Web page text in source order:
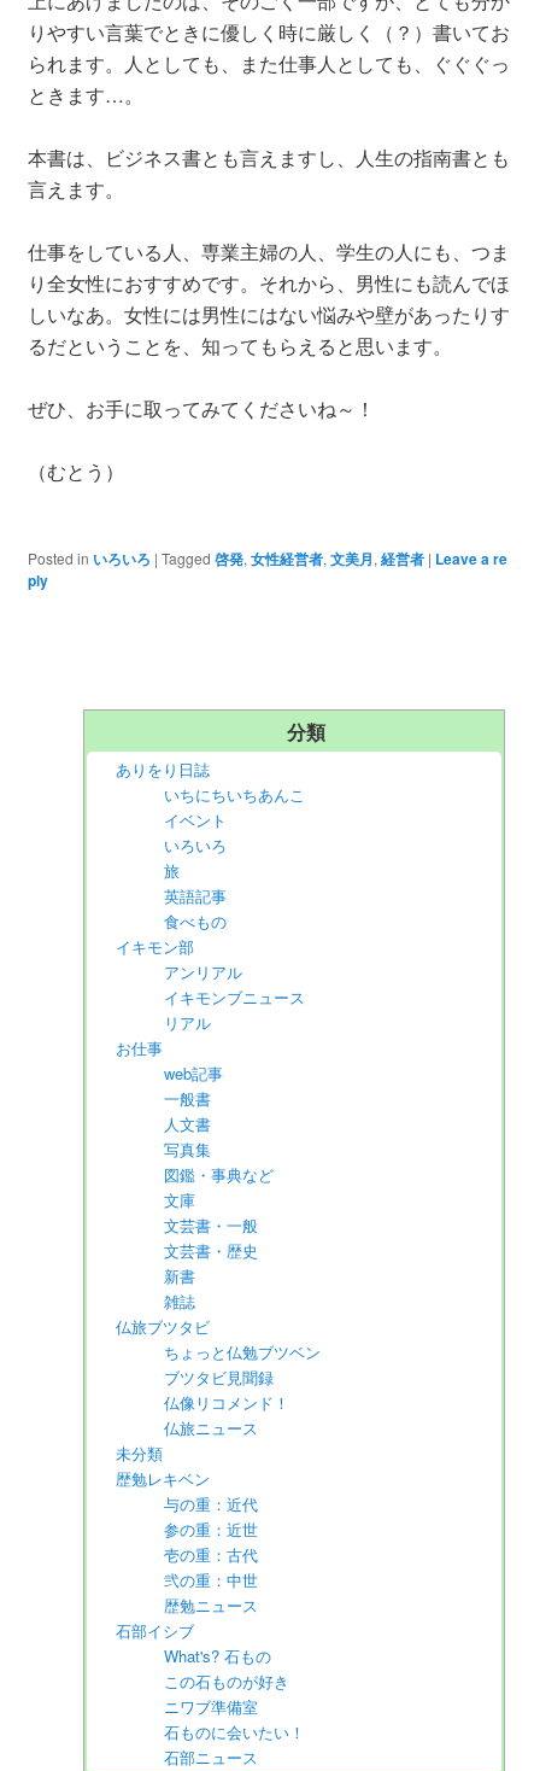
りやすい言葉でときに優しく時に厳しく（？）書いてお
られます。人としても、また仕事人としても、ぐぐぐっ
ときます…。
本書は、ビジネス書とも言えますし、人生の指南書とも
言えます。
仕事をしている人、専業主婦の人、学生の人にも、つま
り全女性におすすめです。それから、男性にも読んでほ
しいなあ。女性には男性にはない悩みや壁があったりす
るだということを、知ってもらえると思います。
ぜひ、お手に取ってみてくださいね～！
（むとう）
Posted in いろいろ | Tagged 啓発, 女性経営者, 文美月, 経営者 | Leave a re
ply
分類
ありをり日誌
いちにちいちあんこ
イベント
いろいろ
旅
英語記事
食べもの
イキモン部
アンリアル
イキモンブニュース
リアル
お仕事
web記事
一般書
人文書
写真集
図鑑・事典など
文庫
文芸書・一般
文芸書・歴史
新書
雑誌
仏旅ブツタビ
ちょっと仏勉ブツベン
ブツタビ見聞録
仏像リコメンド！
仏旅ニュース
未分類
歴勉レキベン
与の重：近代
参の重：近世
壱の重：古代
弐の重：中世
歴勉ニュース
石部イシブ
What's? 石もの
この石ものが好き
ニワブ準備室
石ものに会いたい！
石部ニュース